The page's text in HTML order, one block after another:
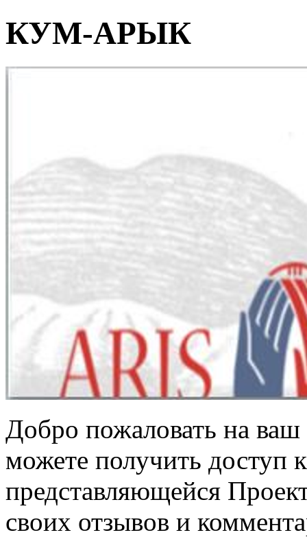
КУМ-АРЫК
Добро пожаловать на
можете получить доступ
представляющейся
своих отзывов и